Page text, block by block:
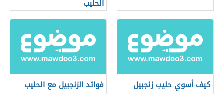
الحليب
كيف أسوي حليب زنجبيل فوائد الزنجبيل مع الحليب